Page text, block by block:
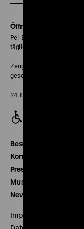
Öffnungszeiten
Pei-Bau:
täglich 10-18 Uhr
Zeughaus:
geschlossen
24. Dezember geschlossen
Besucherservice
Kontakt
Presse
Museumsverein
Newsletter
Impressum